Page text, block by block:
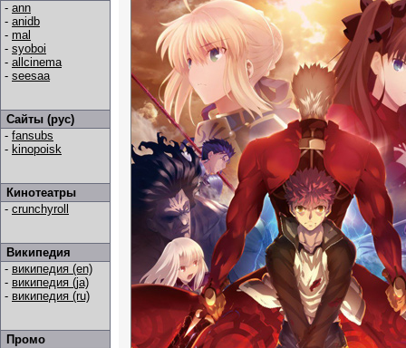
- ann
- anidb
- mal
- syoboi
- allcinema
- seesaa
Сайты (рус)
- fansubs
- kinopoisk
Кинотеатры
- crunchyroll
Википедия
- википедия (en)
- википедия (ja)
- википедия (ru)
Промо